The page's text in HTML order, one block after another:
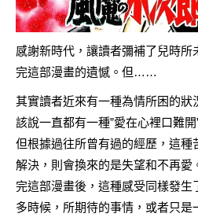
感謝新時代，讓讀者彌補了兒時所
完這部漫畫的遺憾。但……
其實讀者近來有一種為情所困的狀
該說一直都有一種”愛在心裡口難開
但根據過往所曾有過的經歷，這種
解決，則會換來的是失望和不再愛
完這部漫畫後，這種感受同樣發生
多時候，所期待的事情，或者只是